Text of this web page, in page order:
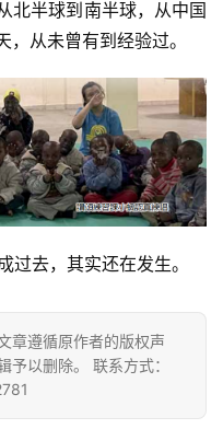
北半球到南半球，从中国
从未曾有到经验过。
去，其实还在发生。
章遵循原作者的版权声
予以删除。 联系方式：